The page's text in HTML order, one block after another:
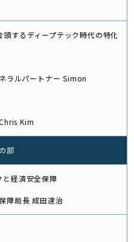
するディープテック時代の特化
ラルパートナー Simon
Kim
部
と経済安全保障
障局長 成田達治